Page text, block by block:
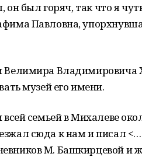
он был горяч, так что я
Павловна,
Велимира Владимировича
музей его имени.
семьей в Михалеве
сюда к нам и писал
М. Башкирцевой и